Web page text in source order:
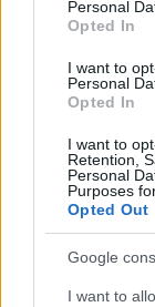
Personal
Opted In
I want to
Personal
Opted In
I want to
Retention,
Personal
Purposes
Opted Out
Google
I want to